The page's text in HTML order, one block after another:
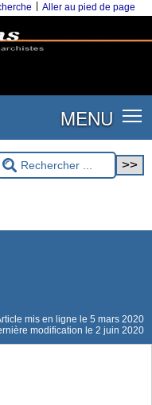
Aller au pied de page
MENU
mis en ligne le 5 mars 2020
modification le 2 juin 2020